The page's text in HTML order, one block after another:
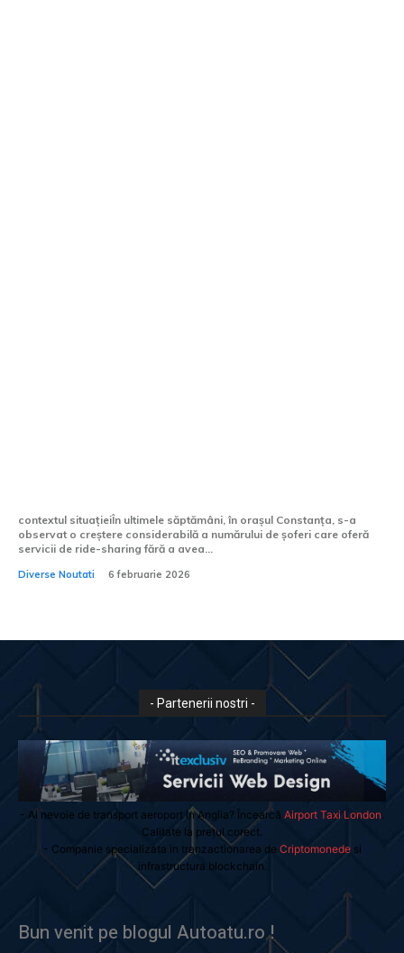
contextul situațieiÎn ultimele săptămâni, în orașul Constanța, s-a
observat o creștere considerabilă a numărului de șoferi care oferă
servicii de ride-sharing fără a avea...
Diverse Noutati 6 februarie 2026
- Partenerii nostri -
- Ai nevoie de transport aeroport in Anglia? Încearcă Airport Taxi London
Calitate la prețul corect.
- Companie specializata in tranzactionarea de Criptomonedesi
infrastructura blockchain.
Bun venit pe blogul Autoatu.ro !